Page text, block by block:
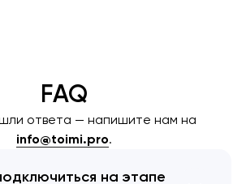
FAQ
ответа — напишите нам на
info@toimi.pro.
на этапе